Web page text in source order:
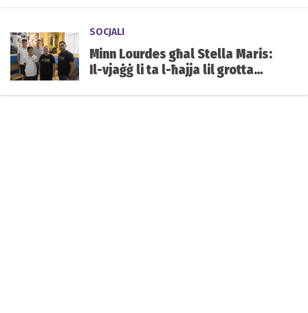
SOCJALI
Minn Lourdes għal Stella Maris:
Il-vjaġġ li ta l-ħajja lil grotta